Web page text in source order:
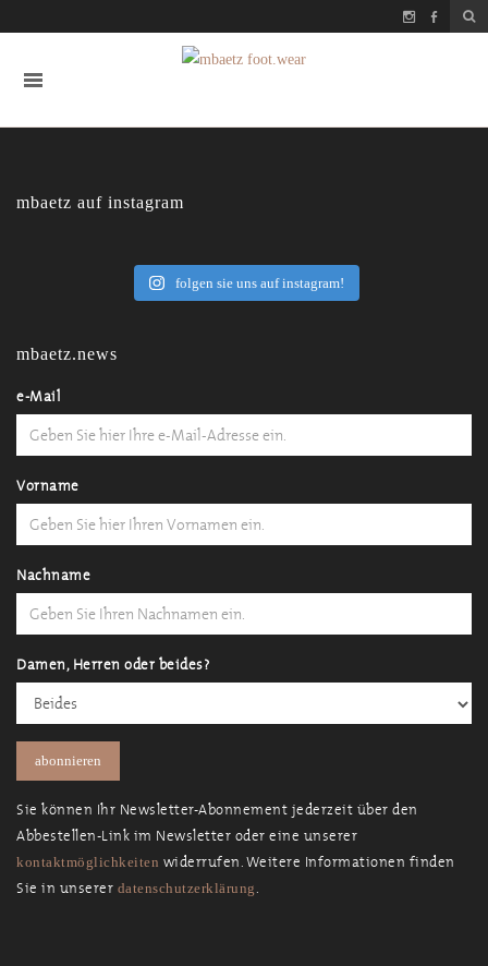
mbaetz auf instagram
folgen sie uns auf instagram!
mbaetz.news
e-Mail
Vorname
Nachname
Damen, Herren oder beides?
Sie können Ihr Newsletter-Abonnement jederzeit über den
Abbestellen-Link im Newsletter oder eine unserer
kontaktmöglichkeiten widerrufen. Weitere Informationen finden
Sie in unserer datenschutzerklärung.